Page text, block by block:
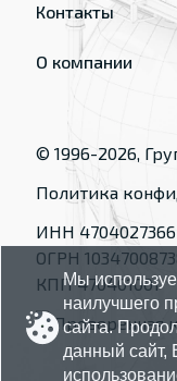
Контакты
О компании
© 1996-2026,
Политика
ИНН 4704027366
ОГРН
КПП 470401001
Мы
наилучшего
сайта.
данный сайт,